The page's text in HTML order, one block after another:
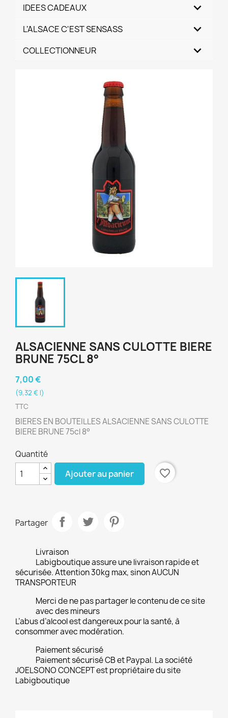
IDEES CADEAUX
L'ALSACE C'EST SENSASS
COLLECTIONNEUR
ALSACIENNE SANS CULOTTE BIERE
BRUNE 75CL 8°
7,00 €
(9,32 € l)
TTC
BIERES EN BOUTEILLES ALSACIENNE SANS CULOTTE
BIERE BRUNE 75cl 8°
Quantité
Ajouter au panier favorite_border
Partager
Livraison
Labigboutique assure une livraison rapide et
sécurisée. Attention 30kg max, sinon AUCUN
TRANSPORTEUR
Merci de ne pas partager le contenu de ce site
avec des mineurs
L’abus d’alcool est dangereux pour la santé, à
consommer avec modération.
Paiement sécurisé
Paiement sécurisé CB et Paypal. La société
JOELSONO CONCEPT est propriétaire du site
Labigboutique